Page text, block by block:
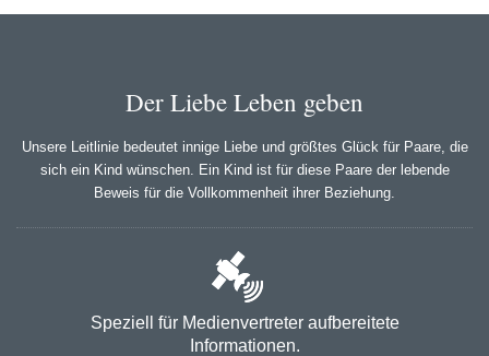
Der Liebe Leben geben
Unsere Leitlinie bedeutet innige Liebe und größtes Glück für Paare, die
sich ein Kind wünschen. Ein Kind ist für diese Paare der lebende
Beweis für die Vollkommenheit ihrer Beziehung.
Speziell für Medienvertreter aufbereitete
Informationen.